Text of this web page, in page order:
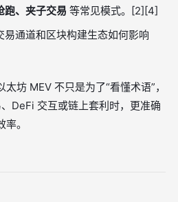
跑、夹子交易 等常见模式。[2][4]
易通道和区块构建生态如何影响
坊 MEV 不只是为了“看懂术语”，
DeFi 交互或链上套利时，更准确
。